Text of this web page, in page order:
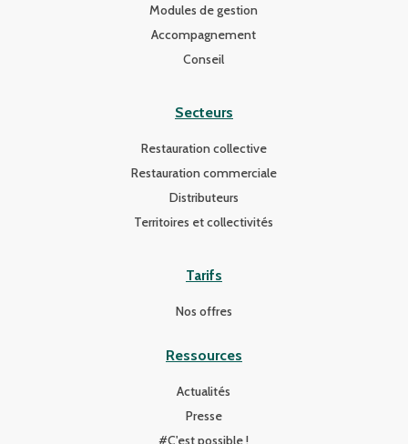
Modules de gestion
Accompagnement
Conseil
Secteurs
Restauration collective
Restauration commerciale
Distributeurs
Territoires et collectivités
Tarifs
Nos offres
Ressources
Actualités
Presse
#C'est possible !